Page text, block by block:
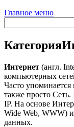
Главное меню
Категория
Интернет (англ.
компьютерных
Часто упоминается
также просто Сеть.
IP. На основе
Wide Web, WWW)
данных.